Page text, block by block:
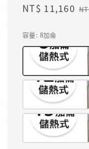
Sale
NT$ 11,160
容量: 8加侖